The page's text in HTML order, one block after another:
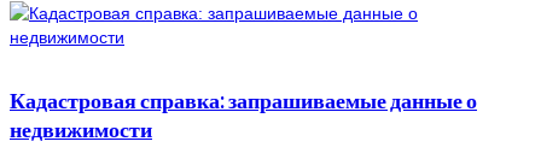
Кадастровая справка: запрашиваемые данные о
недвижимости